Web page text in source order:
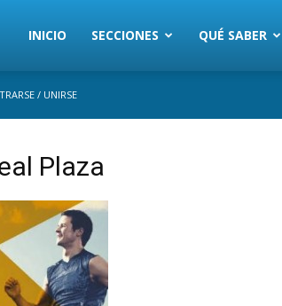
Trujillo
INICIO SECCIONES QUÉ SABER
/ UNIRSE
Plaza